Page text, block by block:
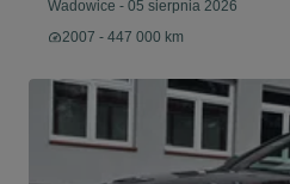
Wadowice - 05 sierpnia 2026
2007 - 447 000 km